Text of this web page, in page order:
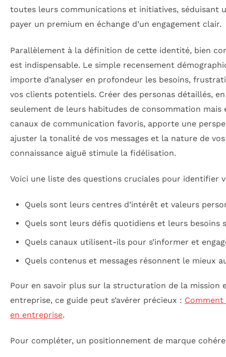
toutes leurs communications et initiatives, séduisant
payer un premium en échange d’un engagement clair.
Parallèlement à la définition de cette identité, bien
est indispensable. Le simple recensement
importe d’analyser en profondeur les besoins,
vos clients potentiels. Créer des personas détaillés,
seulement de leurs habitudes de consommation mais
canaux de communication favoris, apporte une
ajuster la tonalité de vos messages et la nature de
connaissance aiguë stimule la fidélisation.
Voici une liste des questions cruciales pour identifier
Quels sont leurs centres d’intérêt et valeurs
Quels sont leurs défis quotidiens et leurs besoins
Quels canaux utilisent-ils pour s’informer et
Quels contenus et messages résonnent le mieux
Pour en savoir plus sur la structuration de la mission
entreprise, ce guide peut s’avérer précieux :
en entreprise.
Pour compléter, un positionnement de marque